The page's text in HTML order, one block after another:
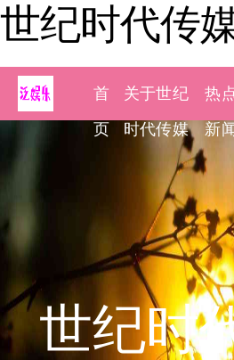
世纪时代传
首
页
关于世纪
时代传媒
热
新闻
世纪时